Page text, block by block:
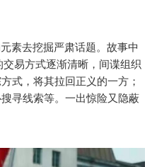
素去挖掘严肃话题。故事中
易方式逐渐清晰，间谍组织
式，将其拉回正义的一方；
寻线索等。一出惊险又隐蔽